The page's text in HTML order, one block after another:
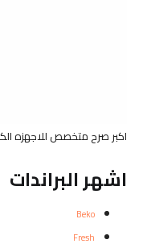
اكبر صرح متخصص للاجهزه
اشهر البراندات
Beko
Fresh